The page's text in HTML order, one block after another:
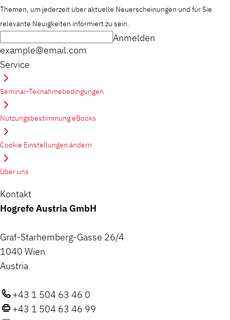
Themen, um jederzeit über aktuelle Neuerscheinungen und für Sie
relevante Neuigkeiten informiert zu sein.
example@email.com
Anmelden
Service
Seminar-Teilnahmebedingungen
Nutzungsbestimmung eBooks
Cookie Einstellungen ändern
Über uns
Kontakt
Hogrefe Austria GmbH
Graf-Starhemberg-Gasse 26/4
1040 Wien
Austria
+43 1 504 63 46 0
+43 1 504 63 46 99